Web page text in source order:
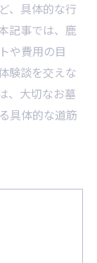
、具体的な行
記事では、鹿
や費用の目
験談を交えな
、大切なお墓
具体的な道筋